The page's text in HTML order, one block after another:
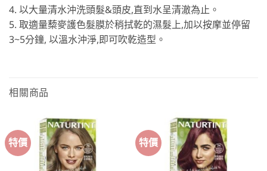
4. 以大量清水沖洗頭髮&頭皮,直到水呈清澈為止。
5. 取適量蔾麥護色髮膜於稍拭乾的濕髮上,加以按摩並停留
3~5分鐘, 以溫水沖淨,即可吹乾造型。
相關商品
特價 特價